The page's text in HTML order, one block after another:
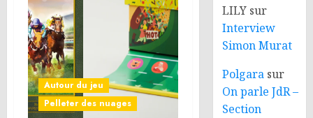
Autour du jeu
Pelleter des nuages
LILY sur
Interview
Simon Murat
Polgara sur
On parle JdR –
Section